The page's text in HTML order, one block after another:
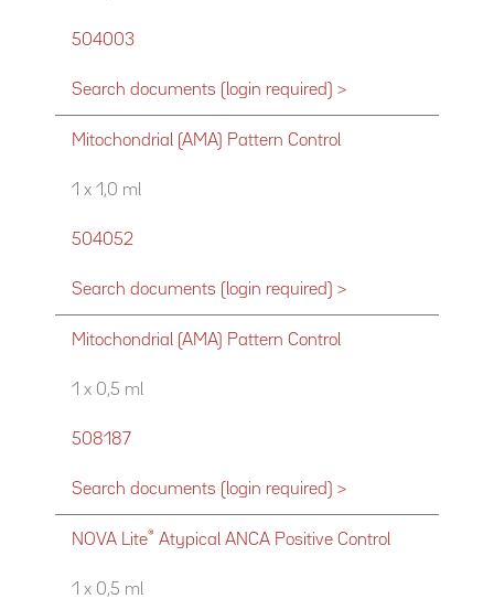
504003
Search documents (login required) >
Mitochondrial (AMA) Pattern Control
1 x 1,0 ml
504052
Search documents (login required) >
Mitochondrial (AMA) Pattern Control
1 x 0,5 ml
508187
Search documents (login required) >
NOVA Lite® Atypical ANCA Positive Control
1 x 0,5 ml